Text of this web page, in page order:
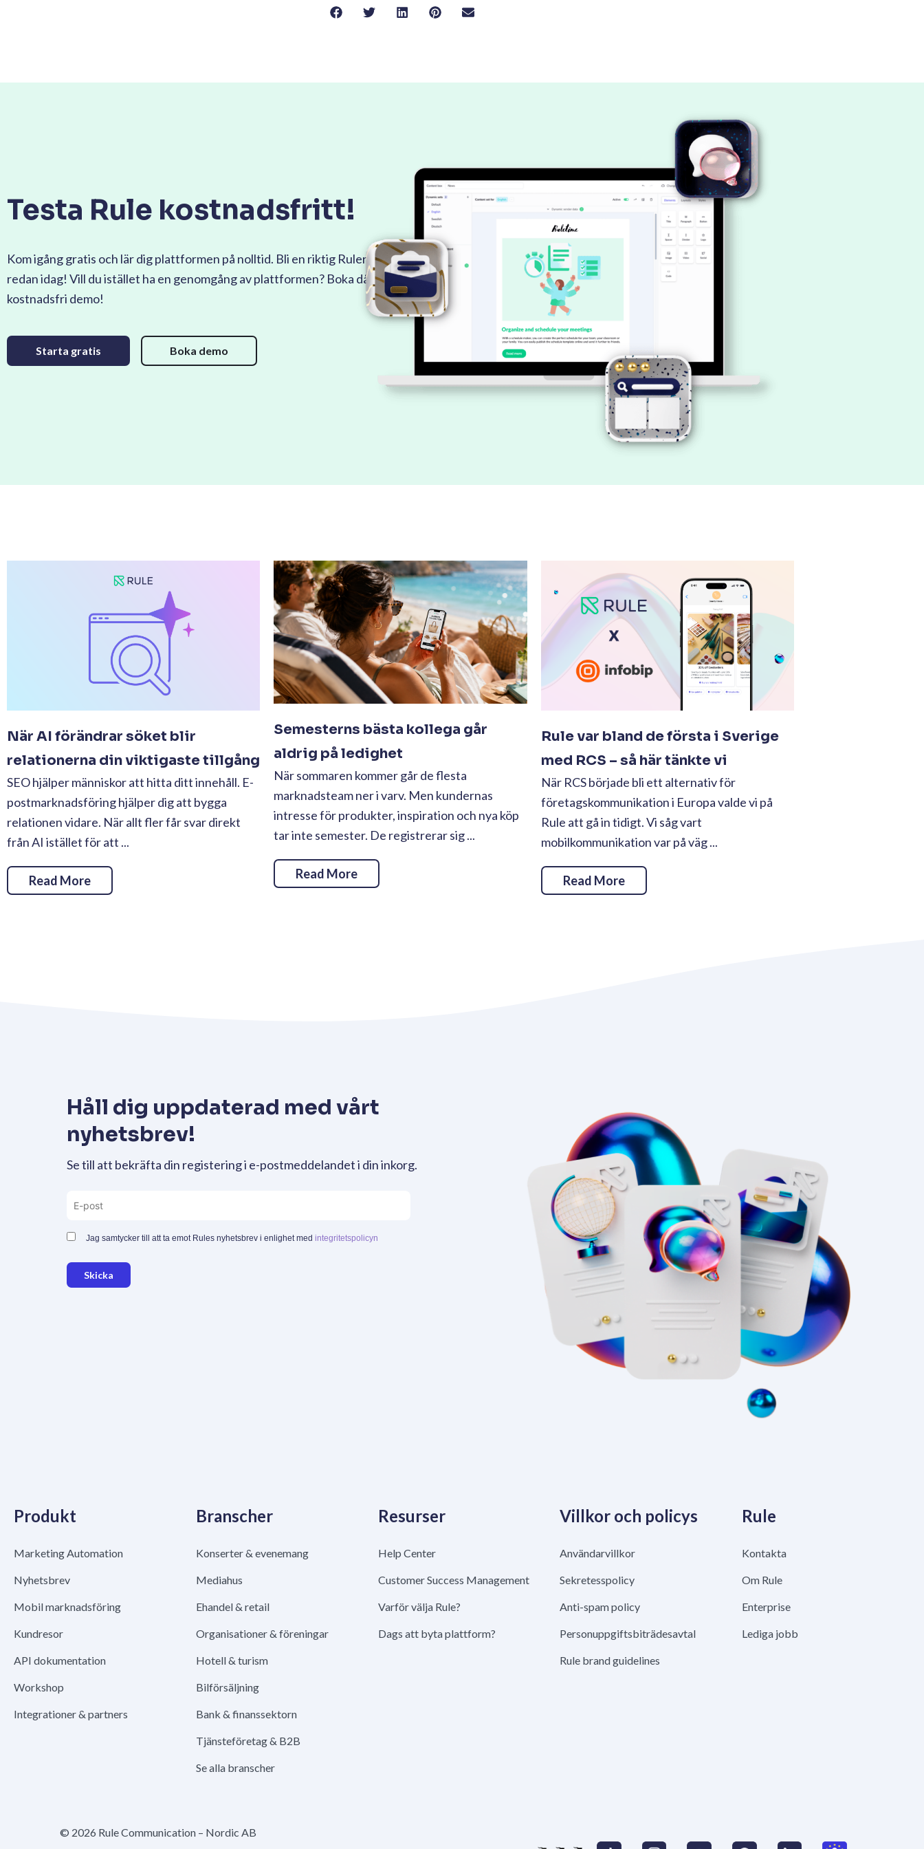
Testa Rule kostnadsfritt!
Kom igång gratis och lär dig plattformen på nolltid. Bli en riktig Ruler
redan idag! Vill du istället ha en genomgång av plattformen? Boka då en
kostnadsfri demo!
Starta gratis Boka demo
När AI förändrar söket blir
relationerna din viktigaste tillgång
SEO hjälper människor att hitta ditt innehåll. E-
postmarknadsföring hjälper dig att bygga
relationen vidare. När allt fler får svar direkt
från AI istället för att ...
Read More
Semesterns bästa kollega går
aldrig på ledighet
När sommaren kommer går de flesta
marknadsteam ner i varv. Men kundernas
intresse för produkter, inspiration och nya köp
tar inte semester. De registrerar sig ...
Read More
Rule var bland de första i Sverige
med RCS – så här tänkte vi
När RCS började bli ett alternativ för
företagskommunikation i Europa valde vi på
Rule att gå in tidigt. Vi såg vart
mobilkommunikation var på väg ...
Read More
Håll dig uppdaterad med vårt
nyhetsbrev!
Se till att bekräfta din registering i e-postmeddelandet i din inkorg.
Jag samtycker till att ta emot Rules nyhetsbrev i enlighet med integritetspolicyn
Skicka
Produkt
Marketing Automation
Nyhetsbrev
Mobil marknadsföring
Kundresor
API dokumentation
Workshop
Integrationer & partners
Branscher
Konserter & evenemang
Mediahus
Ehandel & retail
Organisationer & föreningar
Hotell & turism
Bilförsäljning
Bank & finanssektorn
Tjänsteföretag & B2B
Se alla branscher
Resurser
Help Center
Customer Success Management
Varför välja Rule?
Dags att byta plattform?
Villkor och policys
Användarvillkor
Sekretesspolicy
Anti-spam policy
Personuppgiftsbiträdesavtal
Rule brand guidelines
Rule
Kontakta
Om Rule
Enterprise
Lediga jobb
© 2026 Rule Communication – Nordic AB